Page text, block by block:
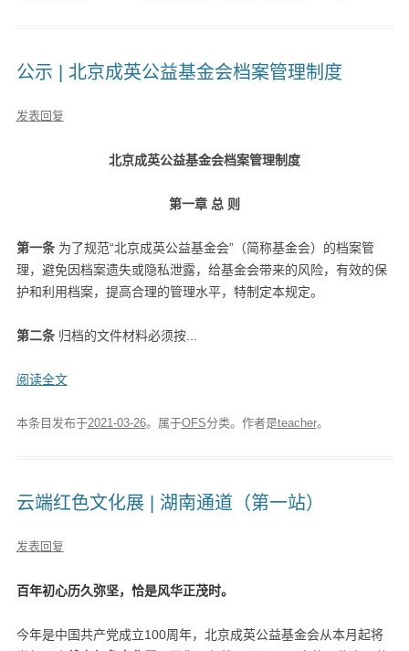
公示 | 北京成英公益基金会档案管理制度
发表回复
北京成英公益基金会档案管理制度
第一章 总 则
第一条为了规范“北京成英公益基金会”（简称基金会）的档案管
理，避免因档案遗失或隐私泄露，给基金会带来的风险，有效的保
护和利用档案，提高合理的管理水平，特制定本规定。
第二条归档的文件材料必须按...
阅读全文
本条目发布于2021-03-26。属于OFS分类。 作者是teacher。
云端红色文化展 | 湖南通道（第一站）
发表回复
百年初心历久弥坚，恰是风华正茂时。
今年是中国共产党成立100周年，北京成英公益基金会从本月起将